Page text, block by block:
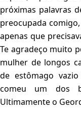
próximas palavras
preocupada
apenas que
Te agradeço muito
mulher de longos
de estômago
comeu um dos
Ultimamente o